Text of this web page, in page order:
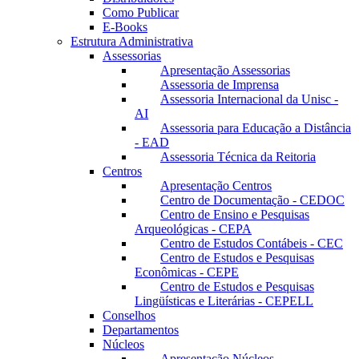
Como Publicar
E-Books
Estrutura Administrativa
Assessorias
Apresentação Assessorias
Assessoria de Imprensa
Assessoria Internacional da Unisc -
AI
Assessoria para Educação a Distância
- EAD
Assessoria Técnica da Reitoria
Centros
Apresentação Centros
Centro de Documentação - CEDOC
Centro de Ensino e Pesquisas
Arqueológicas - CEPA
Centro de Estudos Contábeis - CEC
Centro de Estudos e Pesquisas
Econômicas - CEPE
Centro de Estudos e Pesquisas
Lingüísticas e Literárias - CEPELL
Conselhos
Departamentos
Núcleos